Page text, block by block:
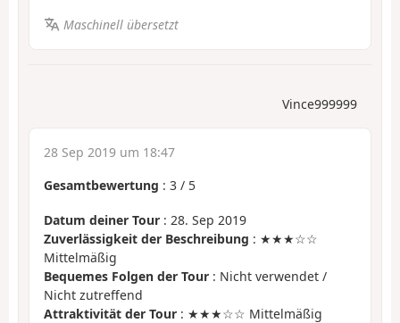
Maschinell übersetzt
Vince999999
28 Sep 2019 um 18:47
Gesamtbewertung : 3 / 5
Datum deiner Tour : 28. Sep 2019
Zuverlässigkeit der Beschreibung : ★★★☆☆
Mittelmäßig
Bequemes Folgen der Tour : Nicht verwendet /
Nicht zutreffend
Attraktivität der Tour : ★★★☆☆ Mittelmäßig